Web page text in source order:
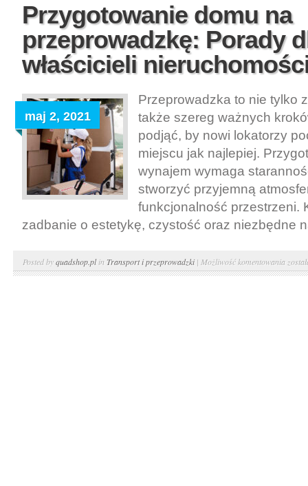
umiejętności
i
pasja
na
kółkach
Przygotowanie domu na
przeprowadzkę: Porady
właścicieli
maj 2, 2021
Przeprowadzka to nie tylko
także szereg ważnych
podjąć, by nowi lokatorzy
miejscu jak najlepiej.
wynajem wymaga
stworzyć przyjemną
funkcjonalność przestrzeni.
zadbanie o estetykę, czystość oraz niezbędne
Posted byquadshop.plin Transport i przeprowadzki| Możliwość komentowania
domu